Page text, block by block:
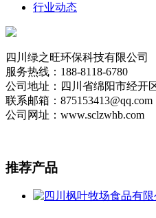
行业动态
四川绿之旺环保科技有限公司
服务热线：188-8118-6780
公司地址：四川省绵阳市经开
联系邮箱：875153413@qq.com
公司网址：www.sclzwhb.com
推荐产品